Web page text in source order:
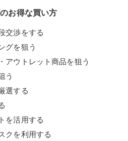
お得な買い方
交渉をする
グを狙う
アウトレット商品を狙う
う
選する
を活用する
クを利用する